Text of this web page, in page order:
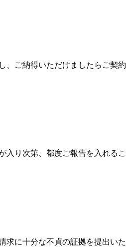
ご納得いただけましたらご契約
入り次第
都度ご報告を入れるこ
求に十分な不貞の証拠を提出いた